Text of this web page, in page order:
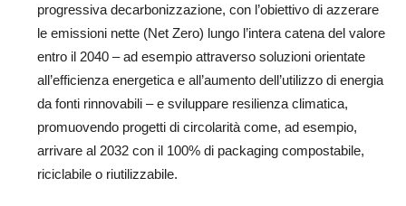
progressiva decarbonizzazione, con l’obiettivo di azzerare
le emissioni nette (Net Zero) lungo l’intera catena del valore
entro il 2040 – ad esempio attraverso soluzioni orientate
all’efficienza energetica e all’aumento dell’utilizzo di energia
da fonti rinnovabili – e sviluppare resilienza climatica,
promuovendo progetti di circolarità come, ad esempio,
arrivare al 2032 con il 100% di packaging compostabile,
riciclabile o riutilizzabile.